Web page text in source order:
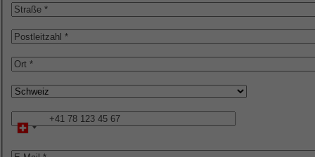
Straße
Postleitzahl
Ort
Land